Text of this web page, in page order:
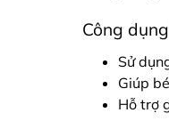
Công
Sử
Giúp
Hỗ trợ